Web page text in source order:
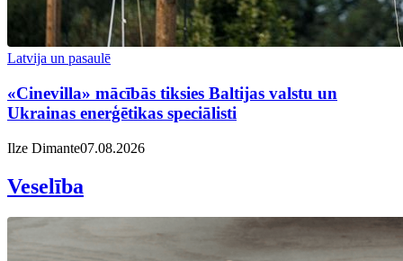
Latvija un pasaulē
«Cinevilla» mācībās tiksies Baltijas valstu un
Ukrainas enerģētikas speciālisti
Ilze Dimante07.08.2026
Veselība